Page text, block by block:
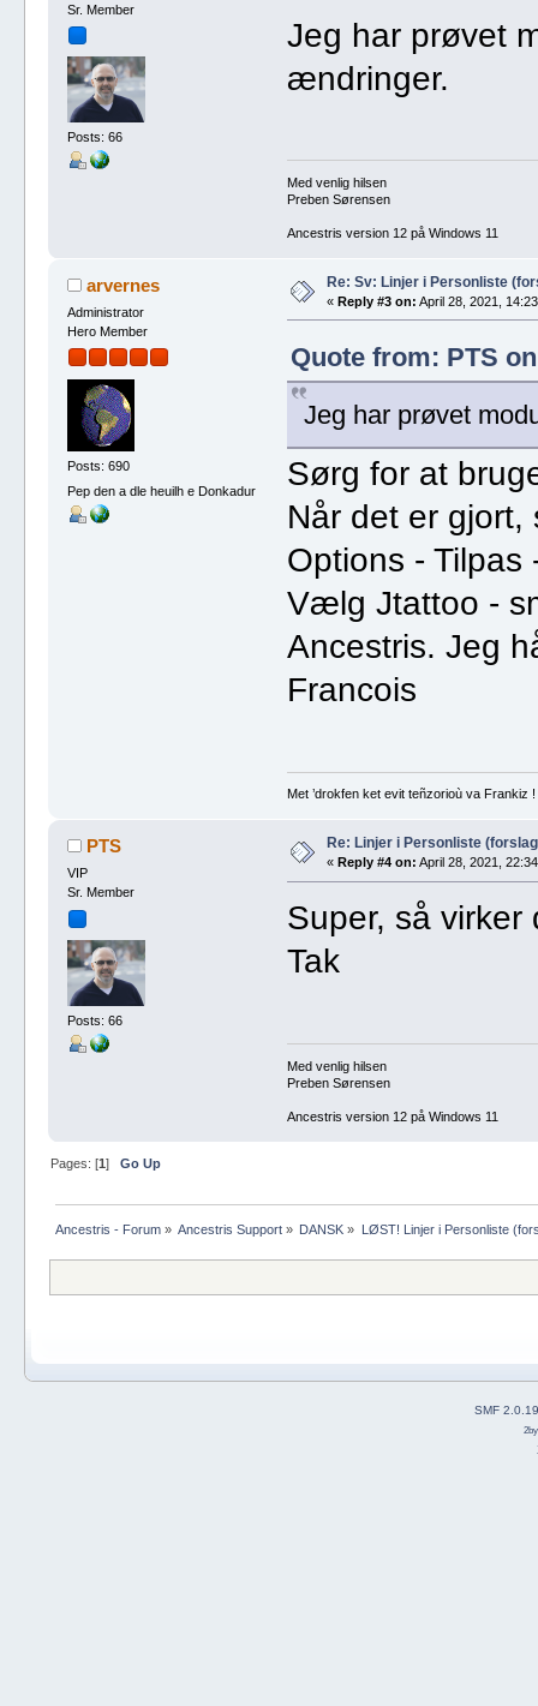
Sr. Member
Posts: 66
Jeg har prøvet
ændringer.
Med venlig hilsen
Preben Sørensen
Ancestris version 12 på Windows 11
arvernes
Administrator
Hero Member
Posts: 690
Pep den a dle heuilh e Donkadur
Re: Sv: Linjer i Personliste
« Reply #3 on: April 28, 2021,
Quote from: PTS
Jeg har prøvet
Sørg for at
Når det er
Options - Tilpas
Vælg Jtattoo -
Ancestris. Jeg
Francois
Met ’drokfen ket evit teñzorioù va Frankiz !
PTS
VIP
Sr. Member
Posts: 66
Re: Linjer i Personliste
« Reply #4 on: April 28, 2021,
Super, så virker
Tak
Med venlig hilsen
Preben Sørensen
Ancestris version 12 på Windows 11
Pages: [1] Go Up
Ancestris - Forum» Ancestris Support » DANSK » LØST! Linjer i Personliste
SMF 2.0.19